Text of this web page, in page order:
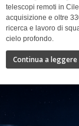
telescopi remoti in
acquisizione e oltre
ricerca e lavoro di
cielo profondo.
Continua a leggere